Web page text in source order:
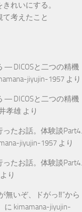
れいにする。
て考えたこと
― DICOSと二つの精機
jiyujin-1957 より
― DICOSと二つの精機
孝雄 より
たお話。体験談Part4.
jiyujin-1957 より
たお話。体験談Part4.
より
無いぞ、ドがっ‼”から
に kimamana-jiyujin-